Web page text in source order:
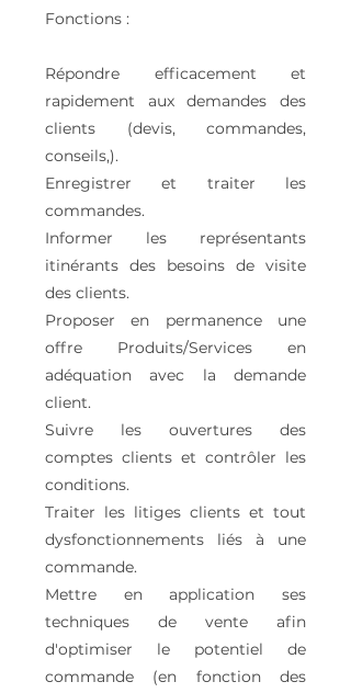
Fonctions :
Répondre efficacement et
rapidement aux demandes des
clients (devis, commandes,
conseils,).
Enregistrer et traiter les
commandes.
Informer les représentants
itinérants des besoins de visite
des clients.
Proposer en permanence une
offre Produits/Services en
adéquation avec la demande
client.
Suivre les ouvertures des
comptes clients et contrôler les
conditions.
Traiter les litiges clients et tout
dysfonctionnements liés à une
commande.
Mettre en application ses
techniques de vente afin
d'optimiser le potentiel de
commande (en fonction des